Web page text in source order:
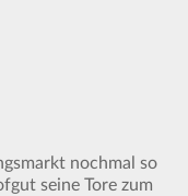
nochmal so
seine Tore zum